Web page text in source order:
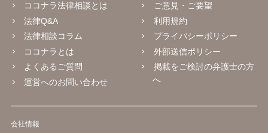
ココナラ法律相談とは
法律Q&A
法律相談コラム
ココナラとは
よくあるご質問
運営へのお問い合わせ
ご意見・ご要望
利用規約
プライバシーポリシー
外部送信ポリシー
掲載をご検討の弁護士の方
へ
会社情報